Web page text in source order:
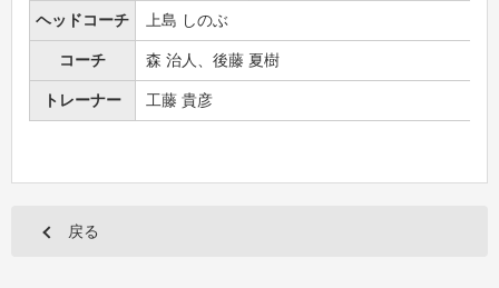
ヘッドコーチ 上島 しのぶ
コーチ 森 治人、後藤 夏樹
トレーナー 工藤 貴彦
戻る